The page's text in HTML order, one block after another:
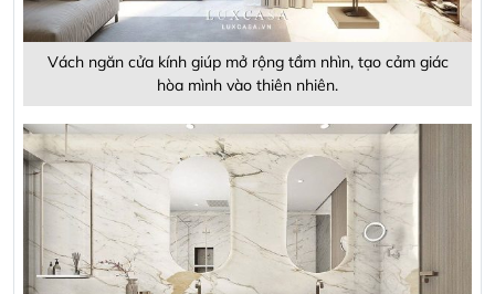
Vách ngăn cửa kính giúp mở rộng tầm nhìn, tạo cảm giác
hòa mình vào thiên nhiên.